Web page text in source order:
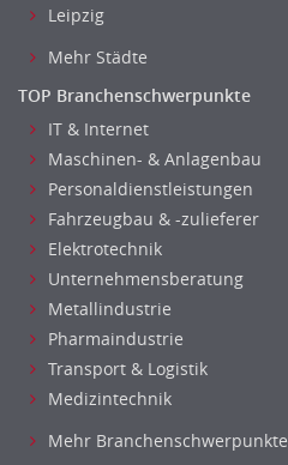
Leipzig
Mehr Städte
TOP Branchenschwerpunkte
IT & Internet
Maschinen- & Anlagenbau
Personaldienstleistungen
Fahrzeugbau & -zulieferer
Elektrotechnik
Unternehmensberatung
Metallindustrie
Pharmaindustrie
Transport & Logistik
Medizintechnik
Mehr Branchenschwerpunkte